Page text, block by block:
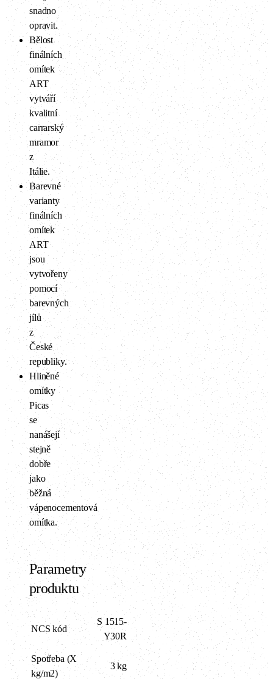
snadno
opravit.
Bělost
finálních
omítek
ART
vytváří
kvalitní
carrarský
mramor
z
Itálie.
Barevné
varianty
finálních
omítek
ART
jsou
vytvořeny
pomocí
barevných
jílů
z
České
republiky.
Hliněné
omítky
Picas
se
nanášejí
stejně
dobře
jako
běžná
vápenocementová
omítka.
Parametry
produktu
NCS kód
S 1515-
Y30R
Spotřeba (X
kg/m2)
3 kg